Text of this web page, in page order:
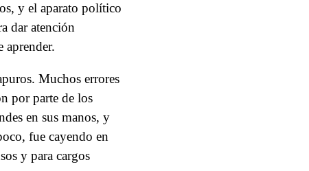
y el aparato político
dar atención
aprender.
Muchos errores
por parte de los
en sus manos, y
fue cayendo en
y para cargos